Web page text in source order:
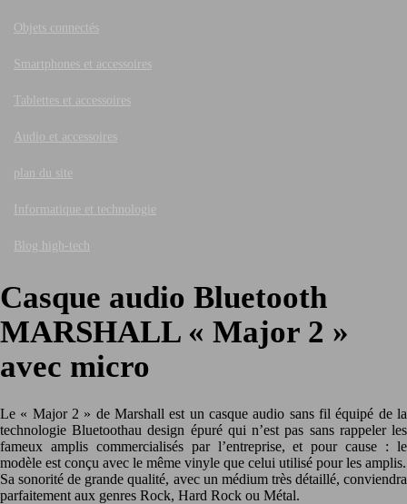
Objets connectés
Smartphones et accessoires
Tablettes et accessoires
Audio et accessoires
plan du site
Informatique et technologie
Blog high-tech
Casque audio Bluetooth
MARSHALL « Major 2 »
avec micro
Le « Major 2 » de Marshall est un casque audio sans fil équipé de la
technologie Bluetoothau design épuré qui n’est pas sans rappeler les
fameux amplis commercialisés par l’entreprise, et pour cause : le
modèle est conçu avec le même vinyle que celui utilisé pour les amplis.
Sa sonorité de grande qualité, avec un médium très détaillé, conviendra
parfaitement aux genres Rock, Hard Rock ou Métal.